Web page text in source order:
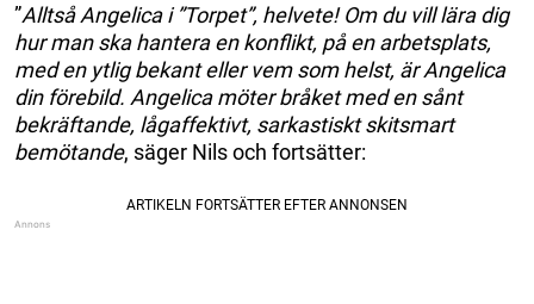
”Alltså Angelica i ”Torpet”, helvete! Om du vill lära dig
hur man ska hantera en konflikt, på en arbetsplats,
med en ytlig bekant eller vem som helst, är Angelica
din förebild. Angelica möter bråket med en sånt
bekräftande, lågaffektivt, sarkastiskt skitsmart
bemötande, säger Nils och fortsätter: